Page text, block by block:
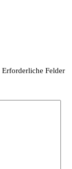
Erforderliche Felder